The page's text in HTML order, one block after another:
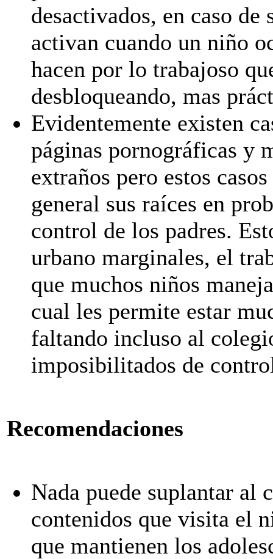
desactivados, en caso
activan cuando un niño
hacen por lo trabajoso
desbloqueando, mas
Evidentemente existen
páginas pornográficas y
extraños pero estos
general sus raíces en
control de los padres.
urbano marginales, el
que muchos niños
cual les permite estar
faltando incluso al
imposibilitados de
Recomendaciones
Nada puede suplantar al
contenidos que visita el
que mantienen los